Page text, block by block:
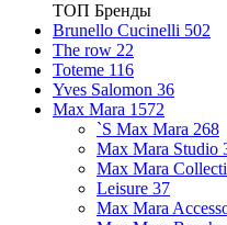
ТОП Бренды
Brunello Cucinelli 502
The row 22
Toteme 116
Yves Salomon 36
Max Mara 1572
`S Max Mara 268
Max Mara Studio
Max Mara
Leisure 37
Max Mara